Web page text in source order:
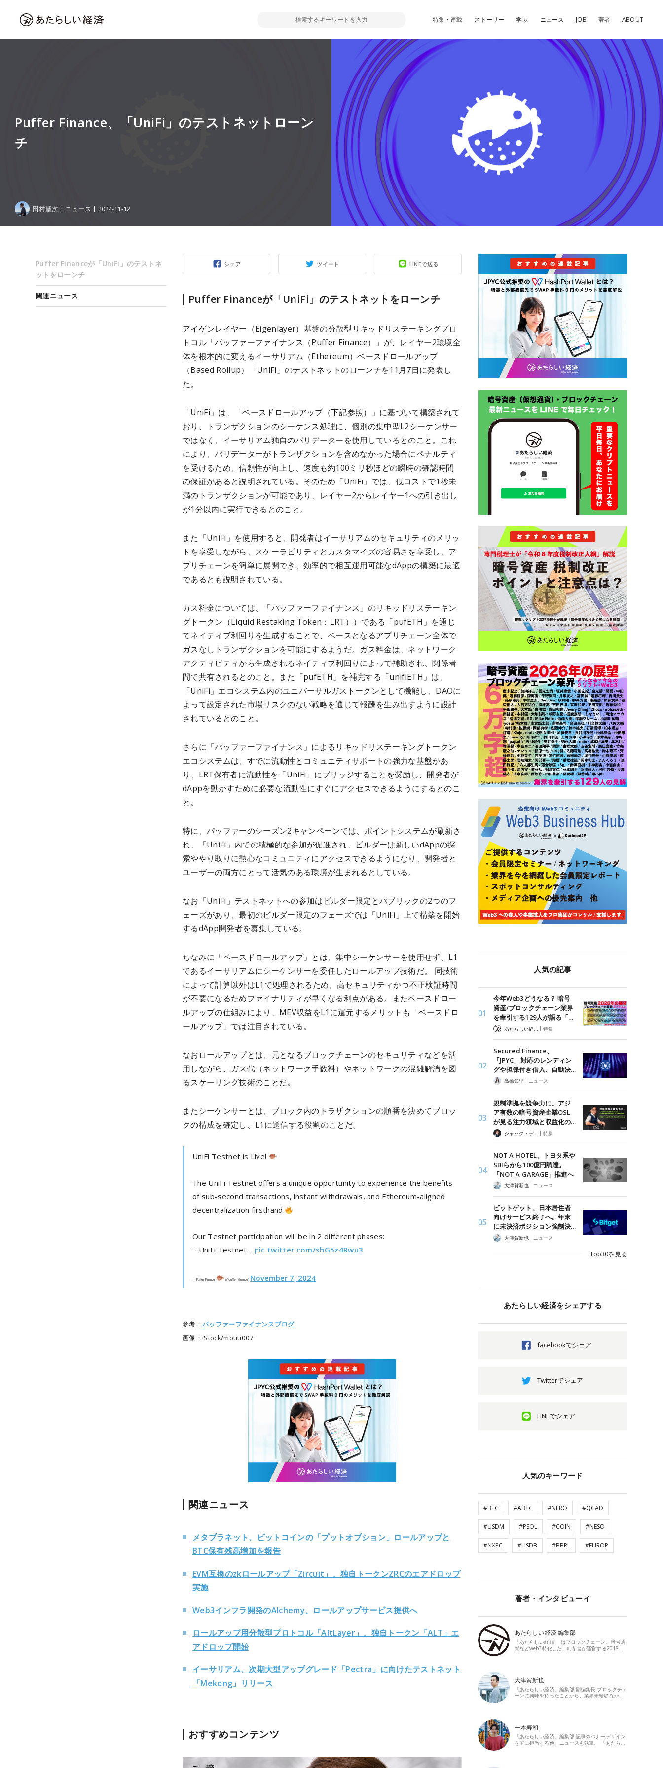
特集・連載 ストーリー 学ぶ ニュース JOB 著者 ABOUT
Puffer Finance、「UniFi」のテストネットローン
チ
田村聖次 ニュース 2024-11-12
シェア ツイート LINEで送る
Puffer Financeが「UniFi」のテストネットをローンチ
アイゲンレイヤー（Eigenlayer）基盤の分散型リキッドリステーキングプロ
トコル「パッファーファイナンス（Puffer Finance）」が、レイヤー2環境全
体を根本的に変えるイーサリアム（Ethereum）ベースドロールアップ
（Based Rollup）「UniFi」のテストネットのローンチを11月7日に発表し
た。
「UniFi」は、「ベースドロールアップ（下記参照）」に基づいて構築されて
おり、トランザクションのシーケンス処理に、個別の集中型L2シーケンサー
ではなく、イーサリアム独自のバリデーターを使用しているとのこと。これ
により、バリデーターがトランザクションを含めなかった場合にペナルティ
を受けるため、信頼性が向上し、速度も約100ミリ秒ほどの瞬時の確認時間
の保証があると説明されている。そのため「UniFi」では、低コストで1秒未
満のトランザクションが可能であり、レイヤー2からレイヤー1への引き出し
が1分以内に実行できるとのこと。
また「UniFi」を使用すると、開発者はイーサリアムのセキュリティのメリッ
トを享受しながら、スケーラビリティとカスタマイズの容易さを享受し、ア
プリチェーンを簡単に展開でき、効率的で相互運用可能なdAppの構築に最適
であるとも説明されている。
ガス料金については、「パッファーファイナンス」のリキッドリステーキン
グトークン（Liquid Restaking Token：LRT））である「pufETH」を通じ
てネイティブ利回りを生成することで、ベースとなるアプリチェーン全体で
ガスなしトランザクションを可能にするようだ。ガス料金は、ネットワーク
アクティビティから生成されるネイティブ利回りによって補助され、関係者
間で共有されるとのこと。また「pufETH」を補完する「unifiETH」は、
「UniFi」エコシステム内のユニバーサルガストークンとして機能し、DAOに
よって設定された市場リスクのない戦略を通じて報酬を生み出すように設計
されているとのこと。
さらに「パッファーファイナンス」によるリキッドリステーキングトークン
エコシステムは、すでに流動性とコミュニティサポートの強力な基盤があ
り、LRT保有者に流動性を「UniFi」にブリッジすることを奨励し、開発者が
dAppを動かすために必要な流動性にすぐにアクセスできるようにするとのこ
と。
特に、パッファーのシーズン2キャンペーンでは、ポイントシステムが刷新さ
れ、「UniFi」内での積極的な参加が促進され、ビルダーは新しいdAppの探
索ややり取りに熱心なコミュニティにアクセスできるようになり、開発者と
ユーザーの両方にとって活気のある環境が生まれるとしている。
なお「UniFi」テストネットへの参加はビルダー限定とパブリックの2つのフ
ェーズがあり、最初のビルダー限定のフェーズでは「UniFi」上で構築を開始
するdApp開発者を募集している。
ちなみに「ベースドロールアップ」とは、集中シーケンサーを使用せず、L1
であるイーサリアムにシーケンサーを委任したロールアップ技術だ。 同技術
によって計算以外はL1で処理されるため、高セキュリティかつ不正検証時間
が不要になるためファイナリティが早くなる利点がある。またベースドロー
ルアップの仕組みにより、MEV収益をL1に還元するメリットも「ベースドロ
ールアップ」では注目されている。
なおロールアップとは、元となるブロックチェーンのセキュリティなどを活
用しながら、ガス代（ネットワーク手数料）やネットワークの混雑解消を図
るスケーリング技術のことだ。
またシーケンサーとは、ブロック内のトラザクションの順番を決めてブロッ
クの構成を確定し、L1に送信する役割のことだ。
UniFi Testnet is Live!
The UniFi Testnet offers a unique opportunity to experience the benefits
of sub-second transactions, instant withdrawals, and Ethereum-aligned
decentralization firsthand.
Our Testnet participation will be in 2 different phases:
– UniFi Testnet… pic.twitter.com/shG5z4Rwu3
— Puffer Finance (@puffer_finance) November 7, 2024
参考： パッファーファイナンスブログ
画像：iStock/mouu007
関連ニュース
メタプラネット、ビットコインの「プットオプション」ロールアップと
BTC保有残高増加を報告
EVM互換のzkロールアップ「Zircuit」、独自トークンZRCのエアドロップ
実施
Web3インフラ開発のAlchemy、ロールアップサービス提供へ
ロールアップ用分散型プロトコル「AltLayer」、独自トークン「ALT」エ
アドロップ開始
イーサリアム、次期大型アップグレード「Pectra」に向けたテストネット
「Mekong」リリース
おすすめコンテンツ
Puffer Financeが「UniFi」のテストネ
ットをローンチ
関連ニュース
人気の記事
今年Web3どうなる？ 暗号
資産/ブロックチェーン業界
を牽引する129人が語る「…
| 特集
Secured Finance、
「JPYC」対応のレンディン
グや担保付き借入、自動決…
髙橋知里 | ニュース
規制準拠を競争力に。アジ
ア有数の暗号資産企業OSL
が見る注力領域と収益化の…
ジャック・デロン（Jack Derong） | 特集
NOT A HOTEL、トヨタ系や
SBIらから100億円調達。
「NOT A GARAGE」推進へ
大津賀新也| ニュース
ビットゲット、日本居住者
向けサービス終了へ。年末
に未決済ポジション強制決…
大津賀新也| ニュース
Top30を見る
あたらしい経済をシェアする
facebookでシェア
Twitterでシェア
LINEでシェア
人気のキーワード
#BTC #ABTC #NERO #QCAD
#USDM #PSOL #COIN #NESO
#NXPC #USDB #BBRL #EUROP
著者・インタビューイ
あたらしい経済 編集部
「あたらしい経済」 はブロックチェーン、暗号通
貨などweb3特化した、幻冬舎が運営する2018…
大津賀新也
「あたらしい経済」編集部 副編集長 ブロックチェ
ーンに興味を持ったことから、業界未経験なが…
一本寿和
「あたらしい経済」編集部 記事のバナーデザイン
を主に担当する他、ニュースも執筆。 「あたら…